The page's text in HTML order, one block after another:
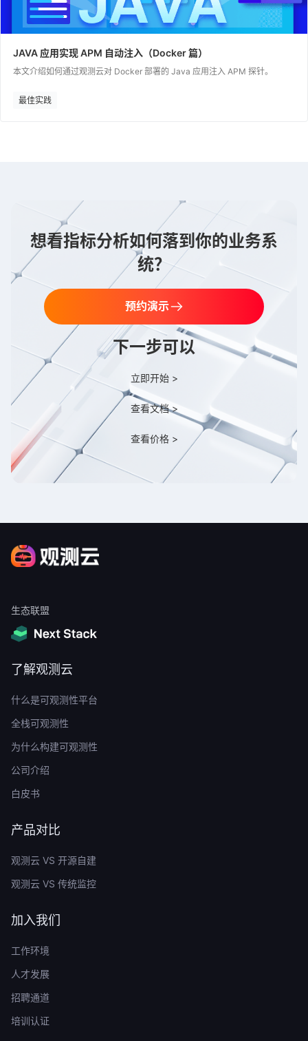
JAVA 应用实现 APM 自动注入（Docker 篇）
本文介绍如何通过观测云对 Docker 部署的 Java 应用注入 APM 探针。
最佳实践
想看指标分析如何落到你的业务系
统？
预约演示
下一步可以
立即开始 >
查看文档 >
查看价格 >
生态联盟
了解观测云
什么是可观测性平台
全栈可观测性
为什么构建可观测性
公司介绍
白皮书
产品对比
观测云 VS 开源自建
观测云 VS 传统监控
加入我们
工作环境
人才发展
招聘通道
培训认证